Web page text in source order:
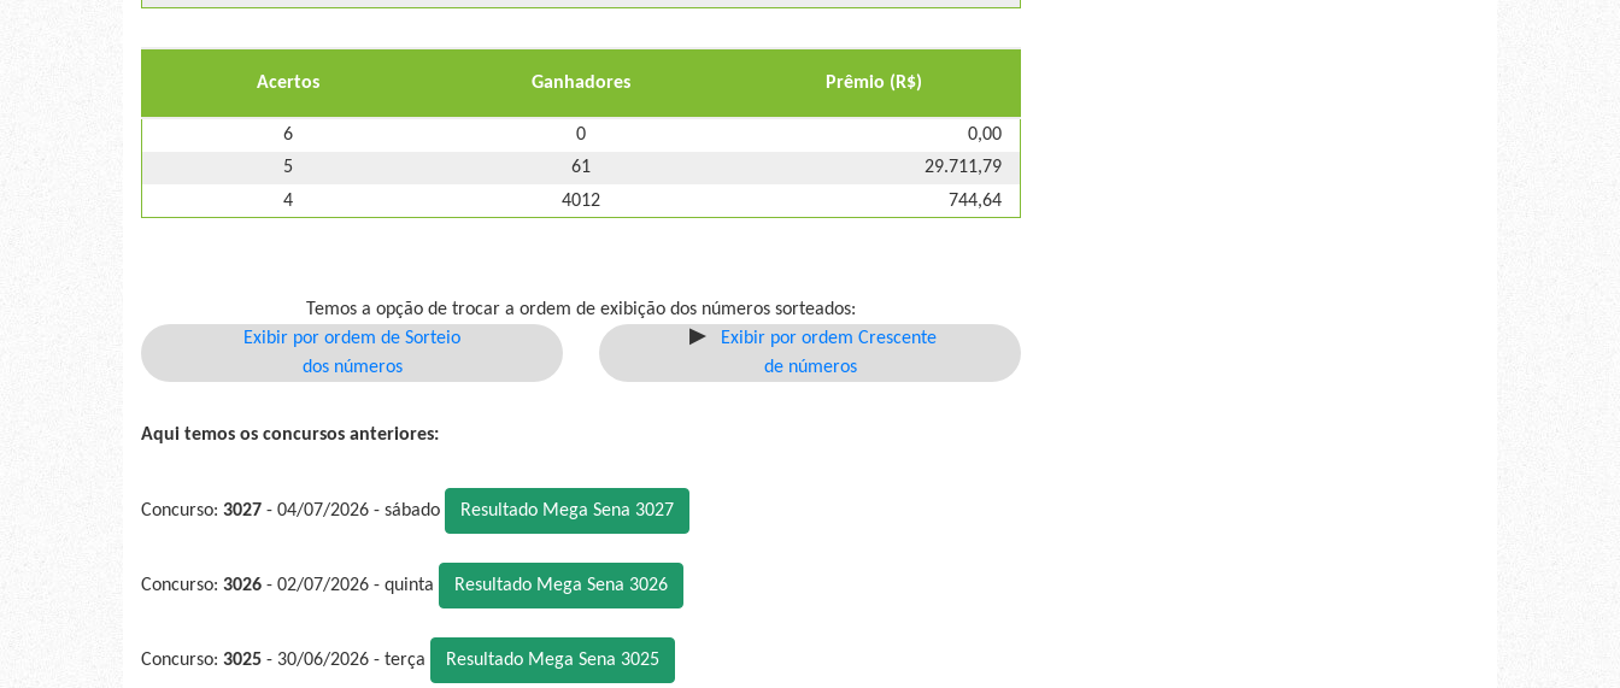
Acertos Ganhadores Prêmio (R$)
6 0
0,00
5
61
29.711,79
4
4012 744,64
Temos a opção de trocar a ordem de exibição dos números sorteados:
Exibir por ordem de Sorteio
dos números
Exibir por ordem Crescente
de números
Aqui temos os concursos anteriores:
Concurso: 3027 - 04/07/2026 - sábado Resultado Mega Sena 3027
Concurso: 3026 - 02/07/2026 - quinta Resultado Mega Sena 3026
Concurso: 3025 - 30/06/2026 - terça Resultado Mega Sena 3025